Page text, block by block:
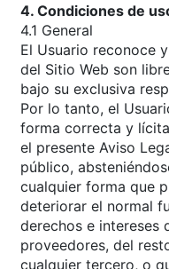
4. Condiciones de
4.1 General
El Usuario reconoce
del Sitio Web son
bajo su exclusiva
Por lo tanto, el
forma correcta y
el presente Aviso
público,
cualquier forma que
deteriorar el normal
derechos e intereses
proveedores, del
cualquier tercero, o